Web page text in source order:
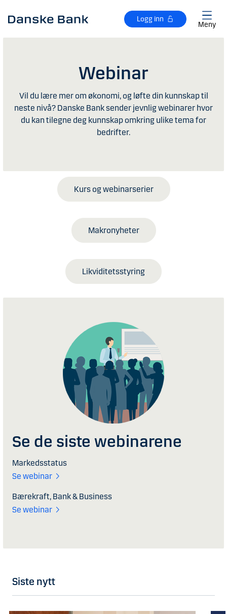
Logg inn
Meny
Webinar
Vil du lære mer om økonomi, og løfte din kunnskap til
neste nivå? Danske Bank sender jevnlig webinarer hvor
du kan tilegne deg kunnskap omkring ulike tema for
bedrifter.
Kurs og webinarserier
Makronyheter
Likviditetsstyring
Se de siste webinarene
Markedsstatus
Se webinar
Bærekraft, Bank & Business
Se webinar
Siste nytt